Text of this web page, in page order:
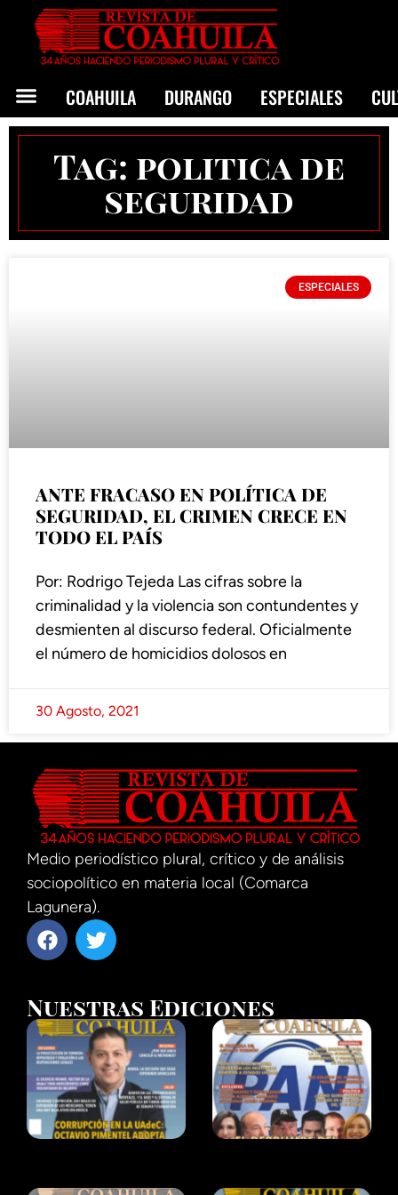
COAHUILA DURANGO ESPECIALES
Tag: politica de
seguridad
ESPECIALES
ANTE FRACASO EN POLÍTICA DE
SEGURIDAD, EL CRIMEN CRECE EN
TODO EL PAÍS
Por: Rodrigo Tejeda Las cifras sobre la
criminalidad y la violencia son contundentes y
desmienten al discurso federal. Oficialmente
el número de homicidios dolosos en
30 Agosto, 2021
Medio periodístico plural, crítico y de análisis
sociopolítico en materia local (Comarca
Lagunera).
Nuestras Ediciones